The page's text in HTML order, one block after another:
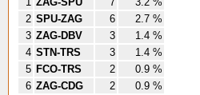
2 SPU-ZAG 6
2.7 %
3 ZAG-DBV 3
1.4 %
4 STN-TRS 3
1.4 %
5 FCO-TRS 2
0.9 %
6 ZAG-CDG 2
0.9 %